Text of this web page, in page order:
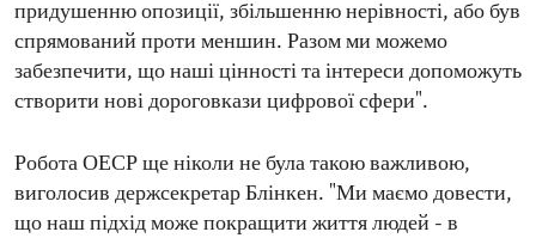
придушенню опозиції, збільшенню нерівності, або був
спрямований проти меншин. Разом ми можемо
забезпечити, що наші цінності та інтереси допоможуть
створити нові дороговкази цифрової сфери".
Робота ОЕСР ще ніколи не була такою важливою,
виголосив держсекретар Блінкен. "Ми маємо довести,
що наш підхід може покращити життя людей - в